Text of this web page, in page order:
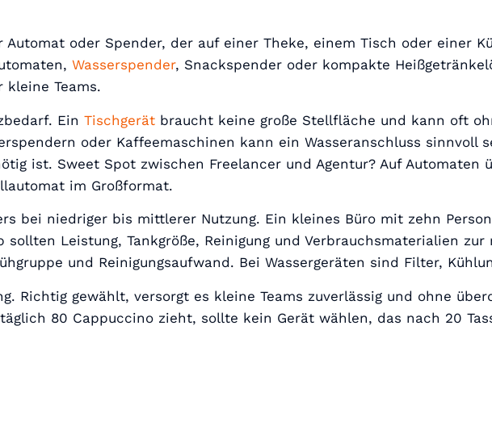
oder Spender, der auf einer Theke, einem Tisch oder einer
Wasserspender, Snackspender oder kompakte
kleine Teams.
Ein Tischgerät braucht keine große Stellfläche und kann oft
oder Kaffeemaschinen kann ein Wasseranschluss sinnvoll
ist. Sweet Spot zwischen Freelancer und Agentur? Auf Automaten
im Großformat.
bei niedriger bis mittlerer Nutzung. Ein kleines Büro mit zehn
Leistung, Tankgröße, Reinigung und Verbrauchsmaterialien zur
und Reinigungsaufwand. Bei Wassergeräten sind Filter,
Richtig gewählt, versorgt es kleine Teams zuverlässig und ohne
80 Cappuccino zieht, sollte kein Gerät wählen, das nach 20